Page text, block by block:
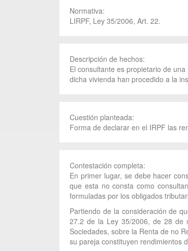
Normativa:
LIRPF, Ley 35/2006, Art. 22.
Descripción de hechos:
El consultante es propietario de
dicha vivienda han procedido a la
Cuestión planteada:
Forma de declarar en el IRPF las
Contestación completa:
En primer lugar, se debe hacer
que esta no consta como
formuladas por los obligados
Partiendo de la consideración de
27.2 de la Ley 35/2006, de 28 de
Sociedades, sobre la Renta de no
su pareja constituyen rendimientos